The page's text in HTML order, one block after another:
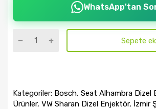
WhatsApp'tan
Sepete
Kategoriler: Bosch, Seat Alhambra Dizel
Ürünler, VW Sharan Dizel Enjektör, İzmir